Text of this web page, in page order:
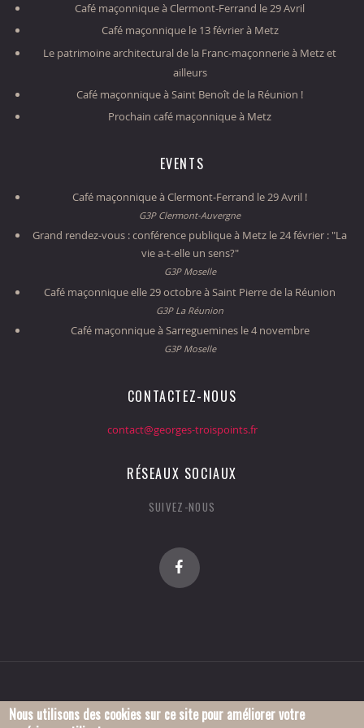
Café maçonnique à Clermont-Ferrand le 29 Avril
Café maçonnique le 13 février à Metz
Le patrimoine architectural de la Franc-maçonnerie à Metz et
ailleurs
Café maçonnique à Saint Benoît de la Réunion !
Prochain café maçonnique à Metz
EVENTS
Café maçonnique à Clermont-Ferrand le 29 Avril !
G3P Clermont-Auvergne
Grand rendez-vous : conférence publique à Metz le 24 février : "La
vie a-t-elle un sens?"
G3P Moselle
Café maçonnique elle 29 octobre à Saint Pierre de la Réunion
G3P La Réunion
Café maçonnique à Sarreguemines le 4 novembre
G3P Moselle
CONTACTEZ-NOUS
contact@georges-troispoints.fr
RÉSEAUX SOCIAUX
SUIVEZ-NOUS
Nous utilisons des cookies sur ce site pour améliorer votre